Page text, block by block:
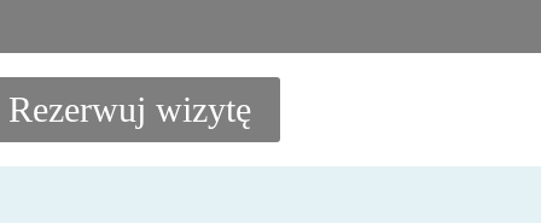
Rezerwuj wizytę